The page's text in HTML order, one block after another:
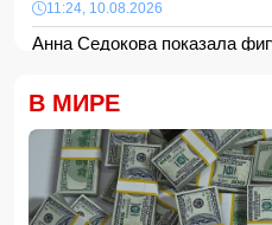
11:24, 10.08.2026
Анна Седокова показала
В Сабирабадском районе 59-
удара электрическим током
11:20, 10.08.2026
12 человек погибли и 8
наводнений на Филиппинах-
В МИРЕ